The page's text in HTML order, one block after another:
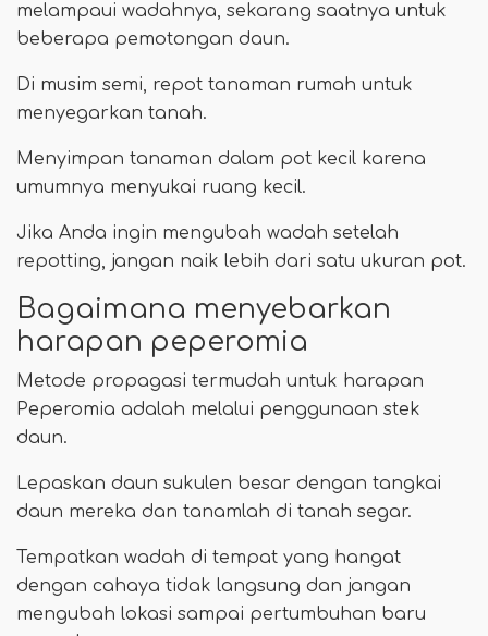
melampaui wadahnya, sekarang saatnya untuk
beberapa pemotongan daun.
Di musim semi, repot tanaman rumah untuk
menyegarkan tanah.
Menyimpan tanaman dalam pot kecil karena
umumnya menyukai ruang kecil.
Jika Anda ingin mengubah wadah setelah
repotting, jangan naik lebih dari satu ukuran pot.
Bagaimana menyebarkan
harapan peperomia
Metode propagasi termudah untuk harapan
Peperomia adalah melalui penggunaan stek
daun.
Lepaskan daun sukulen besar dengan tangkai
daun mereka dan tanamlah di tanah segar.
Tempatkan wadah di tempat yang hangat
dengan cahaya tidak langsung dan jangan
mengubah lokasi sampai pertumbuhan baru